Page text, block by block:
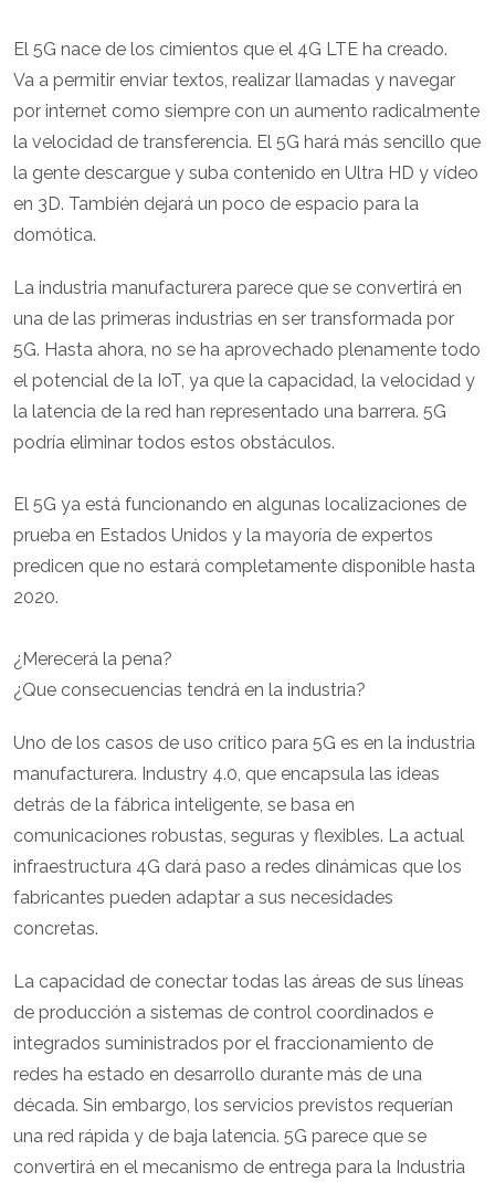
El 5G nace de los cimientos que el 4G LTE ha creado.
Va a permitir enviar textos, realizar llamadas y navegar
por internet como siempre con un aumento radicalmente
la velocidad de transferencia. El 5G hará más sencillo que
la gente descargue y suba contenido en Ultra HD y vídeo
en 3D. También dejará un poco de espacio para la
domótica.
La industria manufacturera parece que se convertirá en
una de las primeras industrias en ser transformada por
5G. Hasta ahora, no se ha aprovechado plenamente todo
el potencial de la IoT, ya que la capacidad, la velocidad y
la latencia de la red han representado una barrera. 5G
podría eliminar todos estos obstáculos.
El 5G ya está funcionando en algunas localizaciones de
prueba en Estados Unidos y la mayoría de expertos
predicen que no estará completamente disponible hasta
2020.
¿Merecerá la pena?
¿Que consecuencias tendrá en la industria?
Uno de los casos de uso crítico para 5G es en la industria
manufacturera. Industry 4.0, que encapsula las ideas
detrás de la fábrica inteligente, se basa en
comunicaciones robustas, seguras y flexibles. La actual
infraestructura 4G dará paso a redes dinámicas que los
fabricantes pueden adaptar a sus necesidades
concretas.
La capacidad de conectar todas las áreas de sus líneas
de producción a sistemas de control coordinados e
integrados suministrados por el fraccionamiento de
redes ha estado en desarrollo durante más de una
década. Sin embargo, los servicios previstos requerían
una red rápida y de baja latencia. 5G parece que se
convertirá en el mecanismo de entrega para la Industria